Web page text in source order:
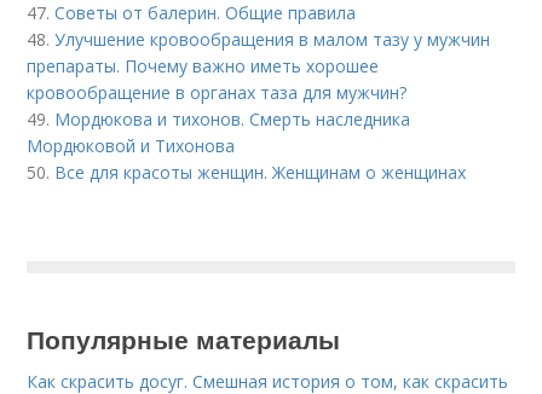
47.Советы от балерин. Общие правила
48.Улучшение кровообращения в малом тазу у мужчин
препараты. Почему важно иметь хорошее
кровообращение в органах таза для мужчин?
49. Мордюкова и тихонов. Смерть наследника
Мордюковой и Тихонова
50. Все для красоты женщин. Женщинам о женщинах
Популярные материалы
Как скрасить досуг. Смешная история о том, как скрасить